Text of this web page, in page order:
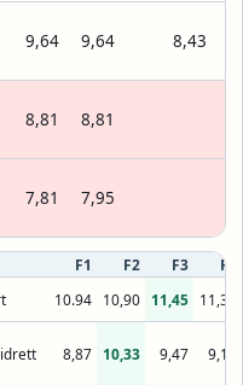
9,64 9,64 8,43
8,81 8,81
7,81 7,95
F1 F2 F3
F4
10.94 10,90 11,45 11,34
8,87 10,33 9,47 9,13